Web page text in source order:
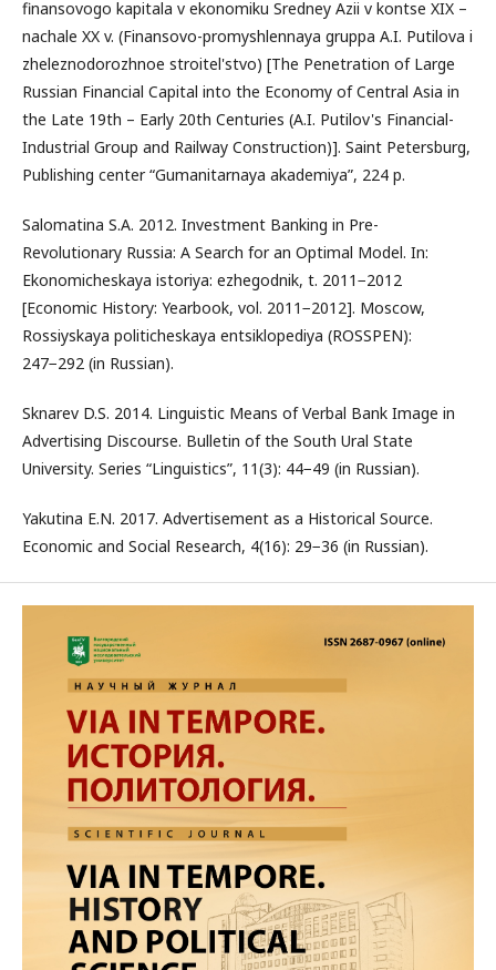
finansovogo kapitala v ekonomiku Sredney Azii v kontse XIX –
nachale XX v. (Finansovo-promyshlennaya gruppa A.I. Putilova i
zheleznodorozhnoe stroitel'stvo) [The Penetration of Large
Russian Financial Capital into the Economy of Central Asia in
the Late 19th – Early 20th Centuries (A.I. Putilov's Financial-
Industrial Group and Railway Construction)]. Saint Petersburg,
Publishing center “Gumanitarnaya akademiya”, 224 p.
Salomatina S.A. 2012. Investment Banking in Pre-
Revolutionary Russia: A Search for an Optimal Model. In:
Ekonomicheskaya istoriya: ezhegodnik, t. 2011−2012
[Economic History: Yearbook, vol. 2011−2012]. Moscow,
Rossiyskaya politicheskaya entsiklopediya (ROSSPEN):
247−292 (in Russian).
Sknarev D.S. 2014. Linguistic Means of Verbal Bank Image in
Advertising Discourse. Bulletin of the South Ural State
University. Series “Linguistics”, 11(3): 44−49 (in Russian).
Yakutina E.N. 2017. Advertisement as a Historical Source.
Economic and Social Research, 4(16): 29−36 (in Russian).